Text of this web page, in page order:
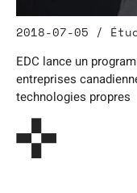
2018-07-05 /
EDC lance un
entreprises
technologies propres